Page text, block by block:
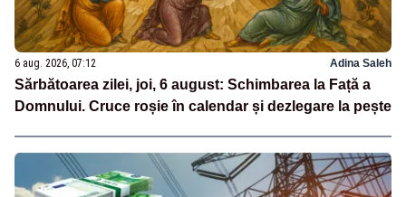
6 aug. 2026, 07:12 Adina Saleh
Sărbătoarea zilei, joi, 6 august: Schimbarea la Față a
Domnului. Cruce roșie în calendar și dezlegare la pește